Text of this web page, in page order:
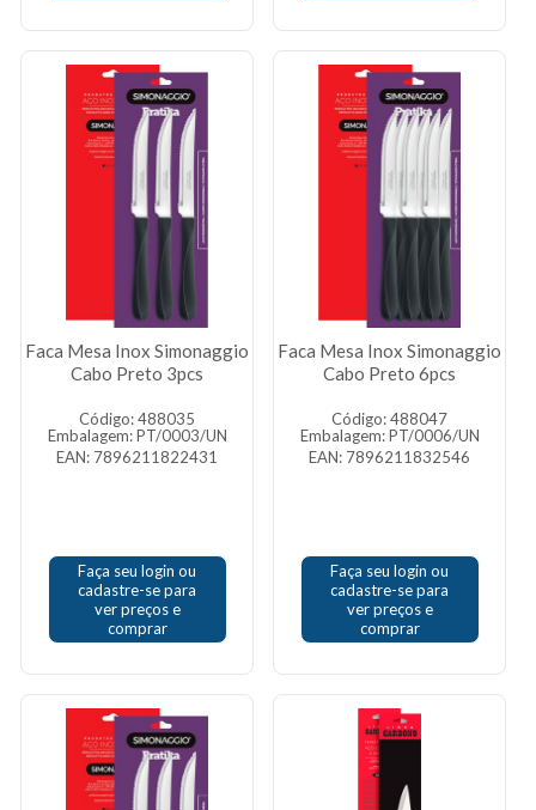
Faca Mesa Inox Simonaggio
Cabo Preto 3pcs
Código: 488035
Embalagem: PT/0003/UN
EAN: 7896211822431
Faça seu login ou
cadastre-se para
ver preços e
comprar
Faca Mesa Inox Simonaggio
Cabo Preto 6pcs
Código: 488047
Embalagem: PT/0006/UN
EAN: 7896211832546
Faça seu login ou
cadastre-se para
ver preços e
comprar